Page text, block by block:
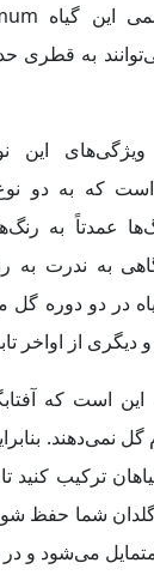
این
که به دو
عمدتاً به
به ندرت به
در دو دوره گل
دیگری از اواخر
این است که
نمی‌دهند.
ترکیب کنید
شما حفظ
می‌شود و در